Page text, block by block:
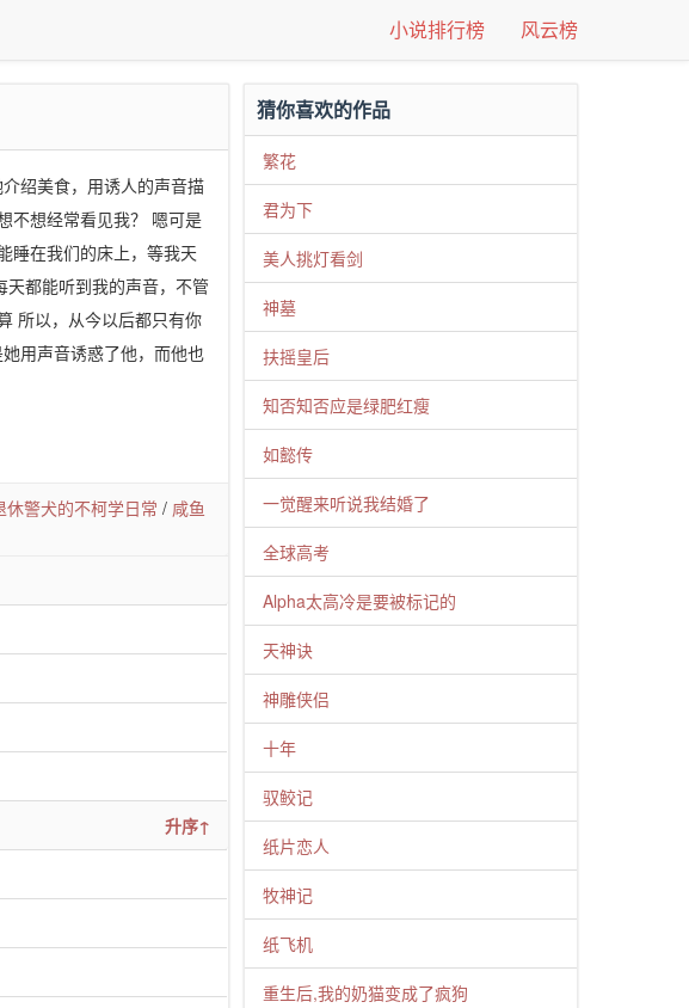
小说排行榜 风云榜
绍美食，用诱人的声音描
不想经常看见我？ 嗯可是
睡在我们的床上，等我天
都能听到我的声音，不管
所以，从今以后都只有你
用声音诱惑了他，而他也
休警犬的不柯学日常 / 咸鱼
升序↑
猜你喜欢的作品
繁花
君为下
美人挑灯看剑
神墓
扶摇皇后
知否知否应是绿肥红瘦
如懿传
一觉醒来听说我结婚了
全球高考
Alpha太高冷是要被标记的
天神诀
神雕侠侣
十年
驭鲛记
纸片恋人
牧神记
纸飞机
重生后,我的奶猫变成了疯狗